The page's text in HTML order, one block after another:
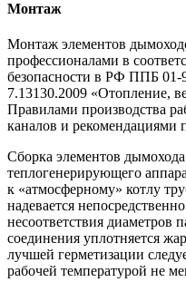
Монтаж
Монтаж элементов
профессионалами в
безопасности в РФ ППБ
7.13130.2009 «Отопление,
Правилами производства
каналов и рекомендациями
Сборка элементов
теплогенерирующего
к «атмосферному» котлу
надевается
несоответствия диаметров
соединения уплотняется
лучшей герметизации
рабочей температурой не